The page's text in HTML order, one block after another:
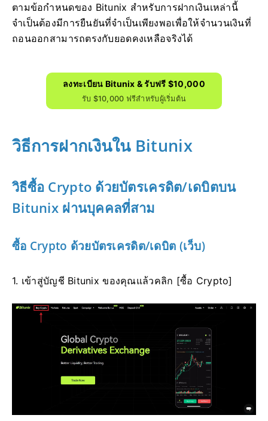
ตามข้อกำหนดของ Bitunix สำหรับการฝากเงินเหล่านี้
จำเป็นต้องมีการยืนยันที่จำเป็นเพียงพอเพื่อให้จำนวนเงินที่
ถอนออกสามารถตรงกับยอดคงเหลือจริงได้
ลงทะเบียน Bitunix & รับฟรี $10,000
รับ $10,000 ฟรีสำหรับผู้เริ่มต้น
วิธีการฝากเงินใน Bitunix
วิธีซื้อ Crypto ด้วยบัตรเครดิต/เดบิตบน
Bitunix ผ่านบุคคลที่สาม
ซื้อ Crypto ด้วยบัตรเครดิต/เดบิต (เว็บ)
1. เข้าสู่บัญชี Bitunix ของคุณแล้วคลิก [ซื้อ Crypto]